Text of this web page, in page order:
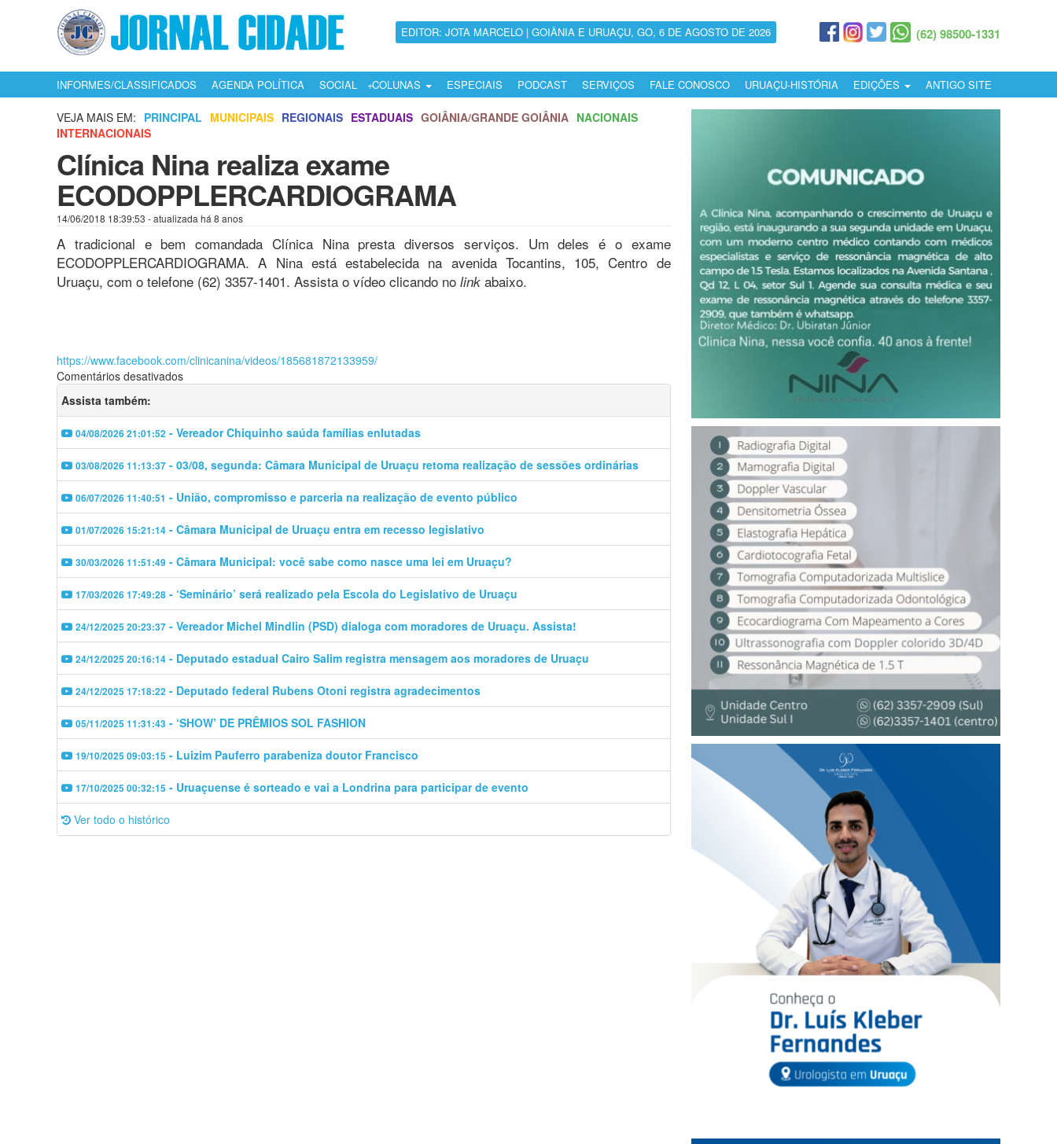
EDITOR: JOTA MARCELO | GOIÂNIA E URUAÇU, GO, 6 DE AGOSTO DE 2026 (62) 98500-1331
INFORMES/CLASSIFICADOS AGENDA POLÍTICA SOCIAL COLUNAS ESPECIAIS PODCAST SERVIÇOS FALE CONOSCO URUAÇU-HISTÓRIA EDIÇÕES ANTIGO SITE
VEJA MAIS EM: PRINCIPAL MUNICIPAIS REGIONAIS ESTADUAIS GOIÂNIA/GRANDE GOIÂNIA NACIONAIS
INTERNACIONAIS
Clínica Nina realiza exame
ECODOPPLERCARDIOGRAMA
14/06/2018 18:39:53 - atualizada há 8 anos
A tradicional e bem comandada Clínica Nina presta diversos serviços. Um deles é o exame
ECODOPPLERCARDIOGRAMA. A Nina está estabelecida na avenida Tocantins, 105, Centro de
Uruaçu, com o telefone (62) 3357-1401. Assista o vídeo clicando no link abaixo.
https://www.facebook.com/clinicanina/videos/185681872133959/
Comentários desativadosem
exame
ECODOPPLERCARDIOGRAMA
Assista também:
04/08/2026 21:01:52 - Vereador Chiquinho saúda famílias enlutadas
03/08/2026 11:13:37 - 03/08, segunda: Câmara Municipal de Uruaçu retoma realização de sessões ordinárias
06/07/2026 11:40:51 - União, compromisso e parceria na realização de evento público
01/07/2026 15:21:14 - Câmara Municipal de Uruaçu entra em recesso legislativo
30/03/2026 11:51:49 - Câmara Municipal: você sabe como nasce uma lei em Uruaçu?
17/03/2026 17:49:28 - ‘Seminário’ será realizado pela Escola do Legislativo de Uruaçu
24/12/2025 20:23:37 - Vereador Michel Mindlin (PSD) dialoga com moradores de Uruaçu. Assista!
24/12/2025 20:16:14 - Deputado estadual Cairo Salim registra mensagem aos moradores de Uruaçu
24/12/2025 17:18:22 - Deputado federal Rubens Otoni registra agradecimentos
05/11/2025 11:31:43 - ‘SHOW’ DE PRÊMIOS SOL FASHION
19/10/2025 09:03:15 - Luizim Pauferro parabeniza doutor Francisco
17/10/2025 00:32:15 - Uruaçuense é sorteado e vai a Londrina para participar de evento
Ver todo o histórico